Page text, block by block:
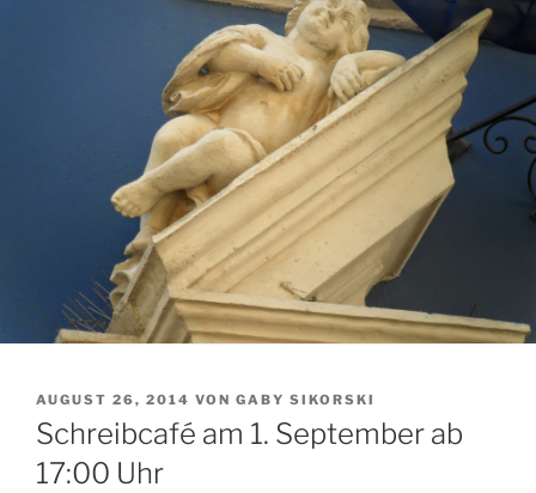
VERÖFFENTLICHT
AM
AUGUST 26, 2014 VON GABY SIKORSKI
Schreibcafé am 1. September ab
17:00 Uhr